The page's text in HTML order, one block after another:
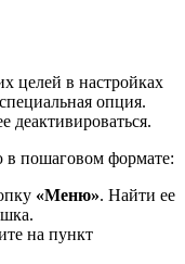
целей в настройках
опция.
деактивироваться.
пошаговом формате:
«Меню». Найти ее
на пункт